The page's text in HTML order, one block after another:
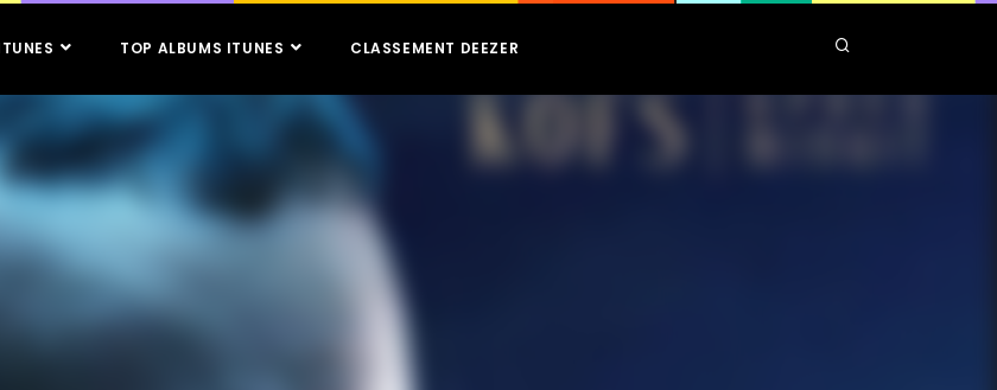
TOP ALBUMS ITUNES CLASSEMENT DEEZER